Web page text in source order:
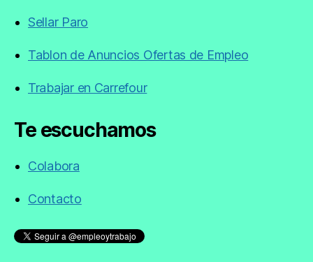
Sellar Paro
Tablon de Anuncios Ofertas de Empleo
Trabajar en Carrefour
Te escuchamos
Colabora
Contacto